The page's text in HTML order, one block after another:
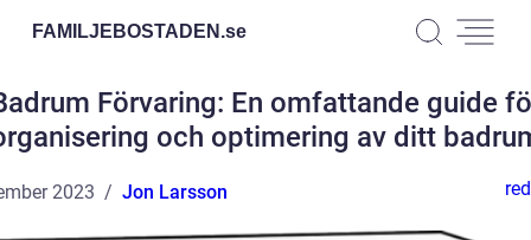
FAMILJEBOSTADEN.se
Förvaring: En omfattande guide
och optimering av ditt
2023 Jon Larsson